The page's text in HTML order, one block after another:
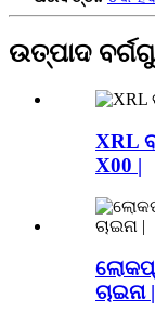
ଉତ୍ପାଦ
XRL
X00 |
ଚାଇନା |